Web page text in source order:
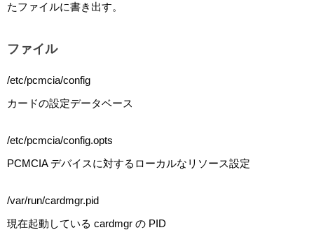
たファイルに書き出す。
ファイル
/etc/pcmcia/config
カードの設定データベース
/etc/pcmcia/config.opts
PCMCIA デバイスに対するローカルなリソース設定
/var/run/cardmgr.pid
現在起動している cardmgr の PID